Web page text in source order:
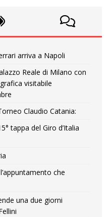
arriva a Napoli
Reale di Milano con
visitabile
Claudio Catania:
tappa del Giro d’Italia
che
una due giorni